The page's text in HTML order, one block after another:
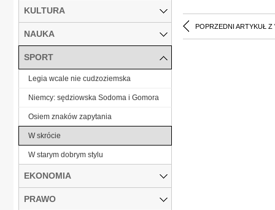
POPRZEDNI ARTYKUŁ Z
KULTURA
NAUKA
SPORT
Legia wcale nie cudzoziemska
Niemcy: sędziowska Sodoma i Gomora
Osiem znaków zapytania
W skrócie
W starym dobrym stylu
EKONOMIA
PRAWO